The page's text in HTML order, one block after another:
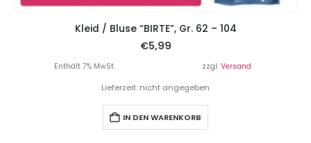
Kleid / Bluse “BIRTE”, Gr. 62 – 104
€5,99
Enthält 7% MwSt. zzgl. Versand
Lieferzeit: nicht angegeben
IN DEN WARENKORB